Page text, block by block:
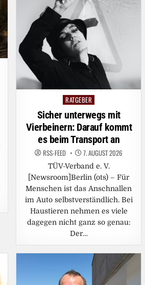
Posted
in
RATGEBER
Sicher unterwegs mit
Vierbeinern: Darauf kommt
es beim Transport an
RSS-FEED 7. AUGUST 2026
TÜV-Verband e. V.
[Newsroom]Berlin (ots) – Für
Menschen ist das Anschnallen
im Auto selbstverständlich. Bei
Haustieren nehmen es viele
dagegen nicht ganz so genau:
Der…